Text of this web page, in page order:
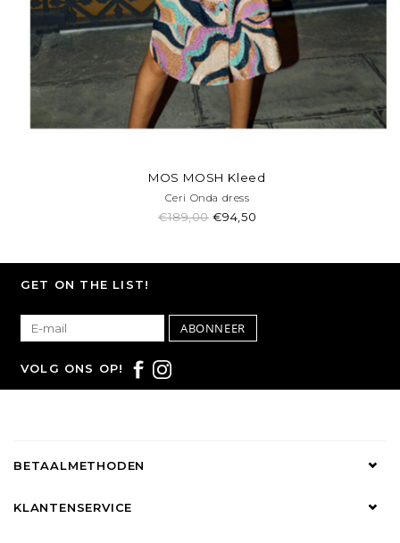
MOS MOSH Kleed
Ceri Onda dress
€189,00 €94,50
GET ON THE LIST!
ABONNEER
VOLG ONS OP!
BETAALMETHODEN
KLANTENSERVICE